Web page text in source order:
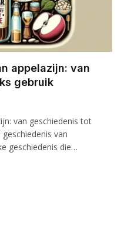
appelazijn: van
gebruik
van geschiedenis tot
van
geschiedenis die…